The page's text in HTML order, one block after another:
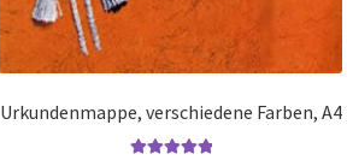
Urkundenmappe, verschiedene Farben, A4